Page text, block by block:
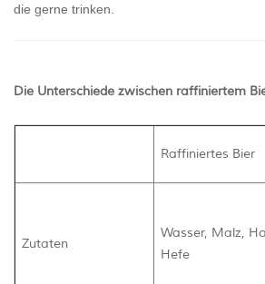
die gerne trinken.
Die Unterschiede zwischen raffiniertem
Raffiniertes Bier
Zutaten
Wasser, Malz,
Hefe